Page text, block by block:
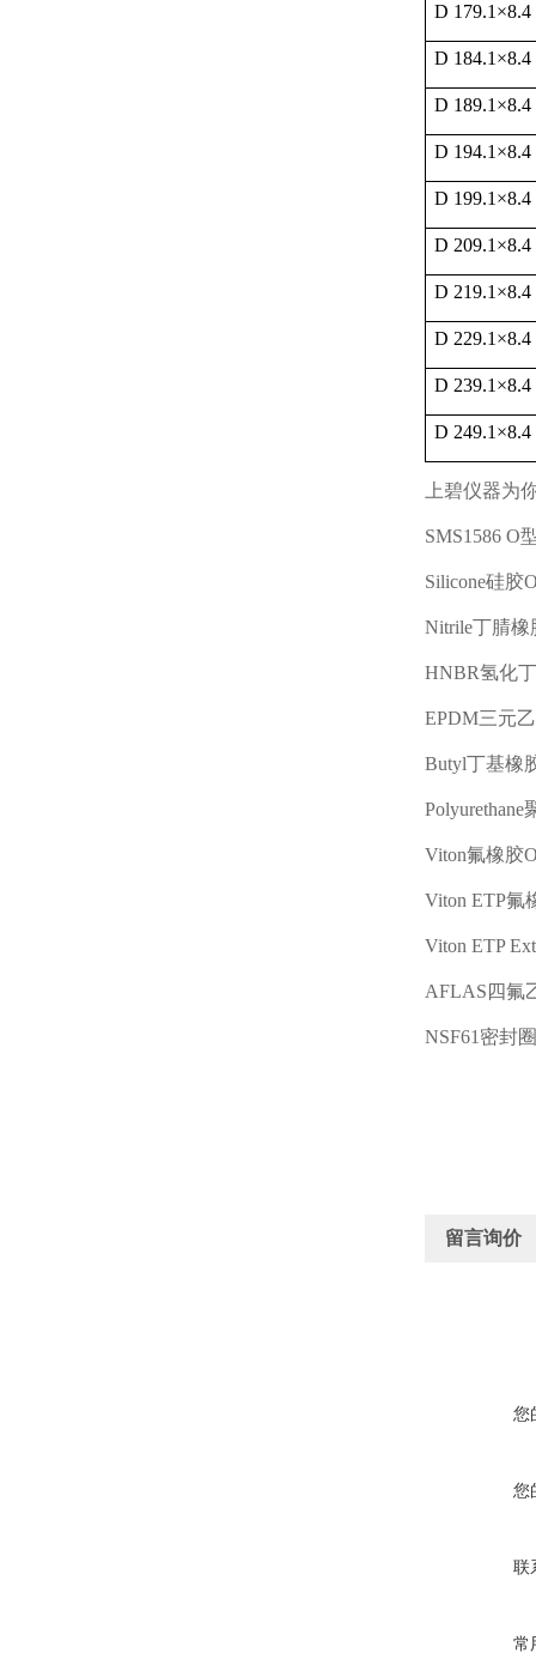
D 179.1 ×8.4
D 184.1 ×8.4
D 189.1 ×8.4
D 194.1 ×8.4
D 199.1 ×8.4
D 209.1 ×8.4
D 219.1 ×8.4
D 229.1 ×8.4
D 239.1 ×8.4
D 249.1 ×8.4
上碧仪器为
SMS1586 O
Silicone硅胶
Nitrile丁腈橡
HNBR氢化
EPDM三元
Butyl丁基橡
Polyurethane
Viton氟橡胶
Viton ETP氟
Viton ETP
AFLAS 四氟
NSF61 密封
留言询价
您
您
联
常